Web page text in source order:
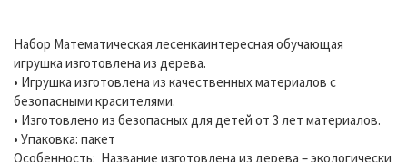
Набор Математическая лесенкаинтересная обучающая
игрушка изготовлена из дерева.
• Игрушка изготовлена из качественных материалов с
безопасными красителями.
• Изготовлено из безопасных для детей от 3 лет материалов.
• Упаковка: пакет
Особенность: Название изготовлена из дерева – экологически